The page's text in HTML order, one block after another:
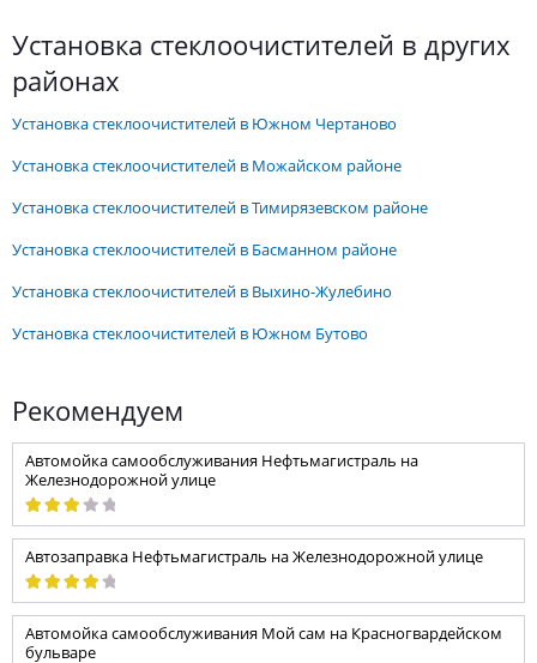
установка стеклоочистителей в других
районах
установка стеклоочистителей в Южном Чертаново
установка стеклоочистителей в Можайском районе
установка стеклоочистителей в Тимирязевском районе
установка стеклоочистителей в Басманном районе
установка стеклоочистителей в Выхино-Жулебино
установка стеклоочистителей в Южном Бутово
Рекомендуем
Автомойка самообслуживания Нефтьмагистраль на
Железнодорожной улице
Автозаправка Нефтьмагистраль на Железнодорожной улице
Автомойка самообслуживания Мой сам на Красногвардейском
бульваре